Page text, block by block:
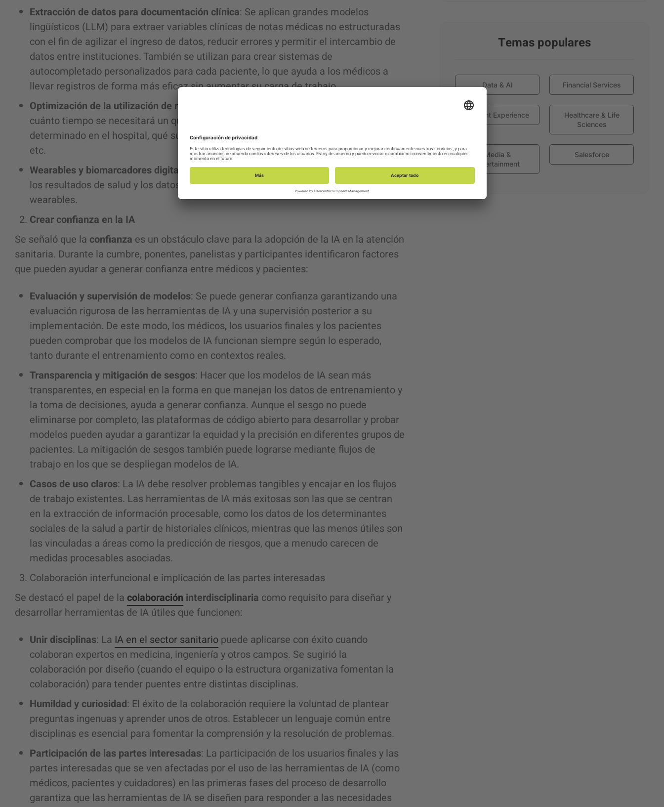
Extracción de datos para documentación clínica: Se aplican grandes modelos
lingüísticos (LLM) para extraer variables clínicas de notas médicas no estructuradas
con el fin de agilizar el ingreso de datos, reducir errores y permitir el intercambio de
datos entre instituciones. También se utilizan para crear sistemas de
autocompletado personalizados para cada paciente, lo que ayuda a los médicos a
llevar registros de forma más eficaz sin aumentar su carga de trabajo.
Optimización de la utilización de recursos:
cuánto tiempo se necesitará un quirófano, cuánto tiempo permanecerá un paciente
determinado en el hospital, qué suministros deben reponerse o sustituirse y cuándo,
etc.
Wearables y biomarcadores digitales: Se usa la IA para establecer la relación entre
los resultados de salud y los datos recogidos continuamente con dispositivos
wearables.
Crear confianza en la IA
Se señaló que la confianza es un obstáculo clave para la adopción de la IA en la atención
sanitaria. Durante la cumbre, ponentes, panelistas y participantes identificaron factores
que pueden ayudar a generar confianza entre médicos y pacientes:
Evaluación y supervisión de modelos: Se puede generar confianza garantizando una
evaluación rigurosa de las herramientas de IA y una supervisión posterior a su
implementación. De este modo, los médicos, los usuarios finales y los pacientes
pueden comprobar que los modelos de IA funcionan siempre según lo esperado,
tanto durante el entrenamiento como en contextos reales.
Transparencia y mitigación de sesgos: Hacer que los modelos de IA sean más
transparentes, en especial en la forma en que manejan los datos de entrenamiento y
la toma de decisiones, ayuda a generar confianza. Aunque el sesgo no puede
eliminarse por completo, las plataformas de código abierto para desarrollar y probar
modelos pueden ayudar a garantizar la equidad y la precisión en diferentes grupos de
pacientes. La mitigación de sesgos también puede lograrse mediante flujos de
trabajo en los que se despliegan modelos de IA.
Casos de uso claros: La IA debe resolver problemas tangibles y encajar en los flujos
de trabajo existentes. Las herramientas de IA más exitosas son las que se centran
en la extracción de información procesable, como los datos de los determinantes
sociales de la salud a partir de historiales clínicos, mientras que las menos útiles son
las vinculadas a áreas como la predicción de riesgos, que a menudo carecen de
medidas procesables asociadas.
Colaboración interfuncional e implicación de las partes interesadas
Se destacó el papel de la colaboración interdisciplinaria como requisito para diseñar y
desarrollar herramientas de IA útiles que funcionen:
Unir disciplinas: La IA en el sector sanitario puede aplicarse con éxito cuando
colaboran expertos en medicina, ingeniería y otros campos. Se sugirió la
colaboración por diseño (cuando el equipo o la estructura organizativa fomentan la
colaboración) para tender puentes entre distintas disciplinas.
Humildad y curiosidad: El éxito de la colaboración requiere la voluntad de plantear
preguntas ingenuas y aprender unos de otros. Establecer un lenguaje común entre
disciplinas es esencial para fomentar la comprensión y la resolución de problemas.
Participación de las partes interesadas: La participación de los usuarios finales y las
partes interesadas que se ven afectadas por el uso de las herramientas de IA (como
médicos, pacientes y cuidadores) en las primeras fases del proceso de desarrollo
garantiza que las herramientas de IA se diseñen para responder a las necesidades
Temas populares
Data & AI Financial Services
Globant Experience
Healthcare & Life
Sciences
Media &
Entertainment
Salesforce